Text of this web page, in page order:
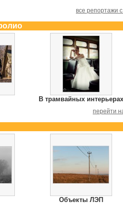
все репортажи
В трамвайных интерьерах
перейти
Объекты ЛЭП